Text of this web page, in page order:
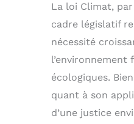
La loi Climat,
cadre législatif
nécessité
l’environnement
écologiques.
quant à son
d’une justice